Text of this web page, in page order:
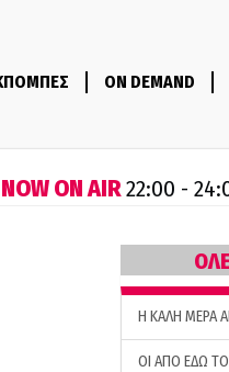
ON DEMAND
NOW ON AIR22:00 -
H ΚΑΛΗ ΜΕΡΑ
ΟΙ ΑΠΟ ΕΔΩ